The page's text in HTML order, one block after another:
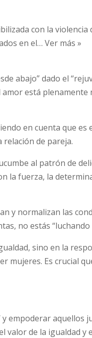
con la
en el… Ver más »
abajo” dado el
está
en cuenta que es
relación de pareja.
al patrón de
la fuerza, la
y normalizan las
no estás
sino en la
mujeres. Es crucial
empoderar
de la igualdad y